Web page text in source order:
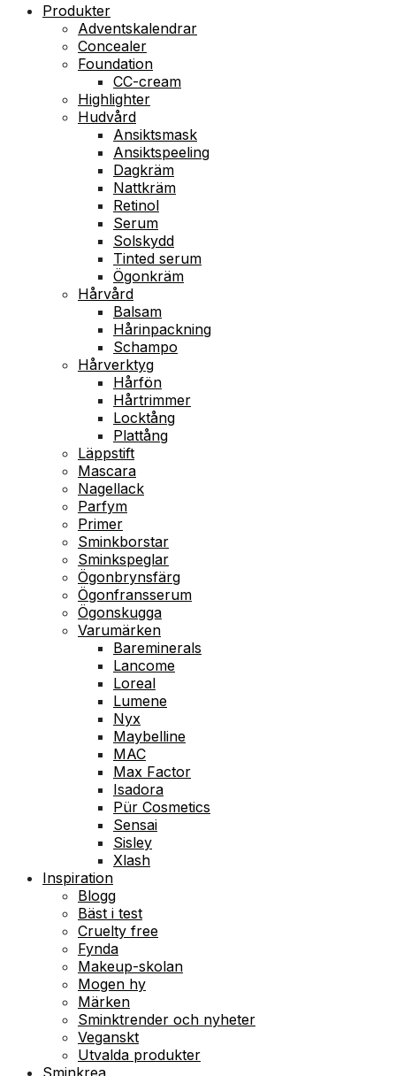
Produkter
Adventskalendrar
Concealer
Foundation
CC-cream
Highlighter
Hudvård
Ansiktsmask
Ansiktspeeling
Dagkräm
Nattkräm
Retinol
Serum
Solskydd
Tinted serum
Ögonkräm
Hårvård
Balsam
Hårinpackning
Schampo
Hårverktyg
Hårfön
Hårtrimmer
Locktång
Plattång
Läppstift
Mascara
Nagellack
Parfym
Primer
Sminkborstar
Sminkspeglar
Ögonbrynsfärg
Ögonfransserum
Ögonskugga
Varumärken
Bareminerals
Lancome
Loreal
Lumene
Nyx
Maybelline
MAC
Max Factor
Isadora
Pür Cosmetics
Sensai
Sisley
Xlash
Inspiration
Blogg
Bäst i test
Cruelty free
Fynda
Makeup-skolan
Mogen hy
Märken
Sminktrender och nyheter
Veganskt
Utvalda produkter
Sminkrea